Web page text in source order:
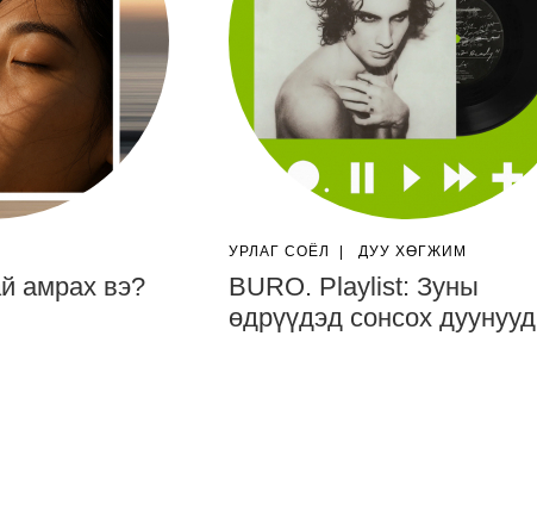
амрах вэ?
УРЛАГ СОЁЛ ДУУ ХӨГЖИМ
BURO. Playlist: Зуны
өдрүүдэд сонсох дуунууд